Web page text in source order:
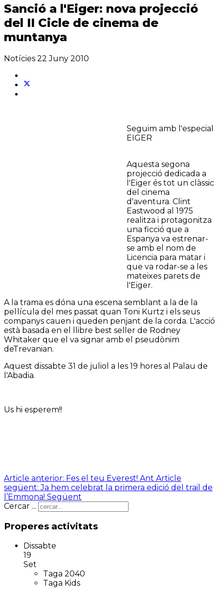
Sanció a l'Eiger: nova projecció
del II Cicle de cinema de
muntanya
Notícies 22 Juny 2010
Seguim amb l'especial
EIGER
Aquesta segona
projecció dedicada a
l'Eiger és tot un clàssic
del cinema
d'aventura. Clint
Eastwood al 1975
realitza i protagonitza
una ficció que a
Espanya va estrenar-
se amb el nom de
Licencia para matar i
que va rodar-se a les
mateixes parets de
l'Eiger.
A la trama es dóna una escena semblant a la de la
pel·lícula del mes passat quan Toni Kurtz i els seus
companys cauen i queden penjant de la corda. L'acció
està basada en el llibre best seller de Rodney
Whitaker que el va signar amb el pseudònim
deTrevanian.
Aquest dissabte 31 de juliol a les 19 hores al Palau de
l'Abadia.
Us hi esperem!!
Article anterior: Fes el teu Everest! Ant Article
següent: Ja hem celebrat la primera edició del trail de
l’Emmona! Següent
Cercar ...
Properes activitats
Dissabte
19
Set
Taga 2040
Taga Kids